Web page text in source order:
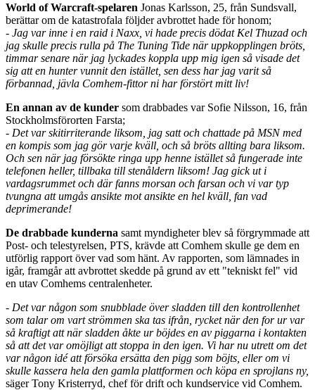
World of Warcraft-spelaren Jonas Karlsson, 25, från Sundsvall,
berättar om de katastrofala följder avbrottet hade för honom;
- Jag var inne i en raid i Naxx, vi hade precis dödat Kel Thuzad och
jag skulle precis rulla på The Tuning Tide när uppkopplingen bröts,
timmar senare när jag lyckades koppla upp mig igen så visade det
sig att en hunter vunnit den istället, sen dess har jag varit så
förbannad, jävla Comhem-fittor ni har förstört mitt liv!
En annan av de kunder som drabbades var Sofie Nilsson, 16, från
Stockholmsförorten Farsta;
- Det var skitirriterande liksom, jag satt och chattade på MSN med
en kompis som jag gör varje kväll, och så bröts allting bara liksom.
Och sen när jag försökte ringa upp henne istället så fungerade inte
telefonen heller, tillbaka till stenåldern liksom! Jag gick ut i
vardagsrummet och där fanns morsan och farsan och vi var typ
tvungna att umgås ansikte mot ansikte en hel kväll, fan vad
deprimerande!
De drabbade kunderna samt myndigheter blev så förgrymmade att
Post- och telestyrelsen, PTS, krävde att Comhem skulle ge dem en
utförlig rapport över vad som hänt. Av rapporten, som lämnades in
igår, framgår att avbrottet skedde på grund av ett "tekniskt fel" vid
en utav Comhems centralenheter.
- Det var någon som snubblade över sladden till den kontrollenhet
som talar om vart strömmen ska tas ifrån, rycket när den for ur var
så kraftigt att när sladden åkte ur böjdes en av piggarna i kontakten
så att det var omöjligt att stoppa in den igen. Vi har nu utrett om det
var någon idé att försöka ersätta den pigg som böjts, eller om vi
skulle kassera hela den gamla plattformen och köpa en sprojlans ny,
säger Tony Kristerryd, chef för drift och kundservice vid Comhem.